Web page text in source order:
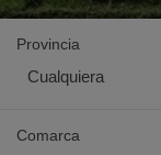
Provincia
Cualquiera
Comarca